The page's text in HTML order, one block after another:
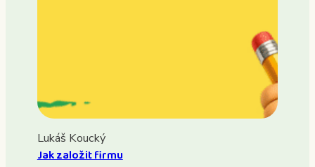
Lukáš Koucký
Jak založit firmu